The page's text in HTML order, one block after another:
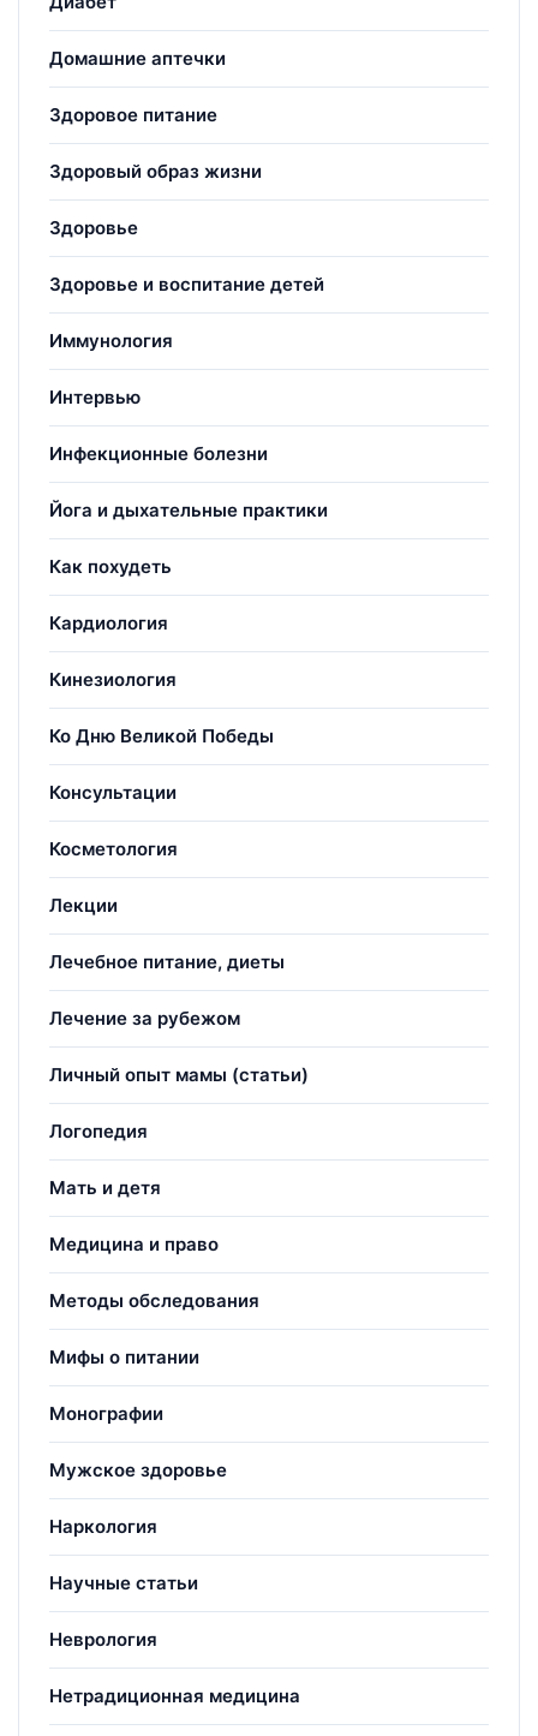
Домашние аптечки
Здоровое питание
Здоровый образ жизни
Здоровье
Здоровье и воспитание детей
Иммунология
Интервью
Инфекционные болезни
Йога и дыхательные практики
Как похудеть
Кардиология
Кинезиология
Ко Дню Великой Победы
Консультации
Косметология
Лекции
Лечебное питание, диеты
Лечение за рубежом
Личный опыт мамы (статьи)
Логопедия
Мать и детя
Медицина и право
Методы обследования
Мифы о питании
Монографии
Мужское здоровье
Наркология
Научные статьи
Неврология
Нетрадиционная медицина